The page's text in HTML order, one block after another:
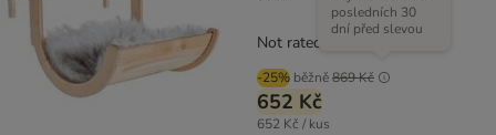
-25% běžně869 Kč
posledních 30
dní před slevou
652 Kč
652 Kč / kus
Not rated